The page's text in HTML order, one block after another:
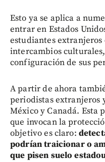
Esto ya se aplica a
entrar en Estados
estudiantes
intercambios
configuración de sus
A partir de ahora
periodistas extranjeros
México y Canadá. Esta
que invocan la
objetivo es claro:
podrían traicionar o
que pisen suelo